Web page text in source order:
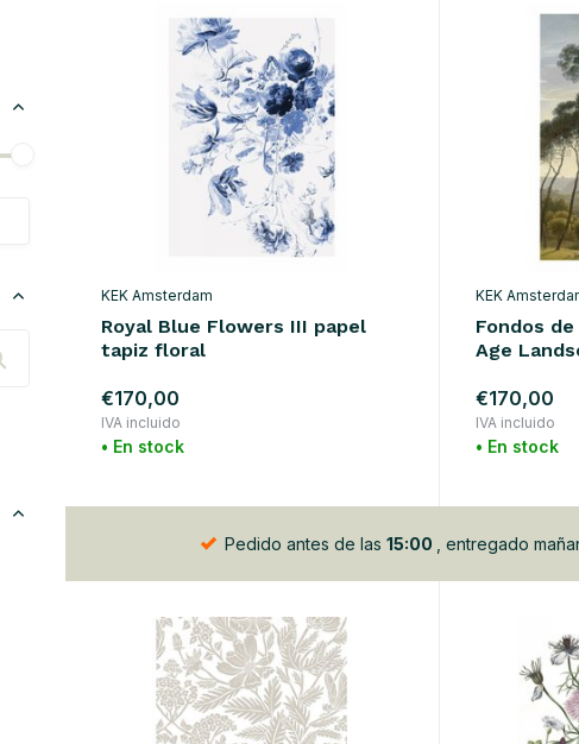
KEK Amsterdam
Royal Blue Flowers III papel
tapiz floral
€170,00
IVA incluido
• En stock
KEK
Fondos
Age
€170,00
IVA incluido
• En stock
Pedido antes de las 15:00 , entregado